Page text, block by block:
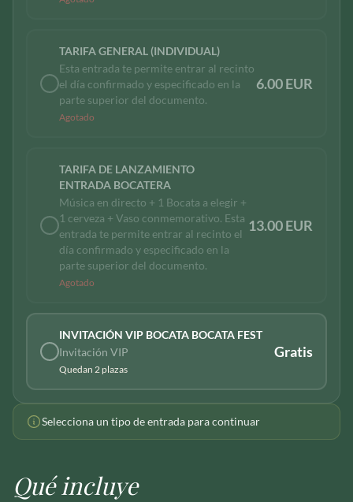
TARIFA GENERAL (INDIVIDUAL)
Esta entrada te permite entrar al recinto
el día confirmado y especificado en la
parte superior del documento.
Agotado
6.00 EUR
TARIFA DE LANZAMIENTO
ENTRADA BOCATERA
Música en directo + 1 Bocata a elegir +
1 cerveza + Vaso conmemorativo. Esta
entrada te permite entrar al recinto el
día confirmado y especificado en la
parte superior del documento.
Agotado
13.00 EUR
INVITACIÓN VIP BOCATA BOCATA FEST
Invitación VIP
Quedan 2 plazas
Gratis
Selecciona un tipo de entrada para continuar
Qué incluye